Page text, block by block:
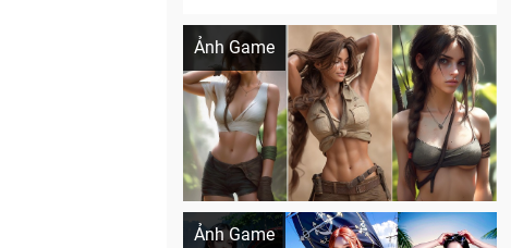
Ảnh Game
Ảnh Game
Khi AI Cosplay gái đẹp One Piece